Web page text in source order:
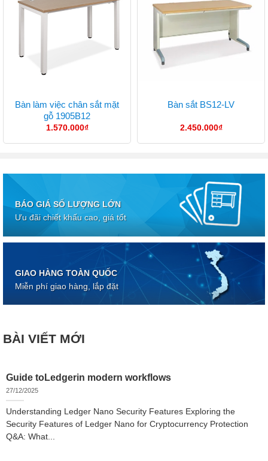
Bàn làm việc chân sắt mặt
gỗ 1905B12
1.570.000₫
Bàn sắt BS12-LV
2.450.000₫
BÁO GIÁ SỐ LƯỢNG LỚN
Ưu đãi chiết khấu cao, giá tốt
GIAO HÀNG TOÀN QUỐC
Miễn phí giao hàng, lắp đặt
BÀI VIẾT MỚI
Guide toLedgerin modern workflows
27/12/2025
Understanding Ledger Nano Security Features Exploring the
Security Features of Ledger Nano for Cryptocurrency Protection
Q&A: What...